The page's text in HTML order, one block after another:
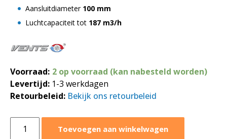
Aansluitdiameter 100 mm
Luchtcapaciteit tot 187 m3/h
Voorraad: 2 op voorraad (kan nabesteld worden)
Levertijd: 1-3 werkdagen
Retourbeleid: Bekijk ons retourbeleid
Toevoegen aan winkelwagen